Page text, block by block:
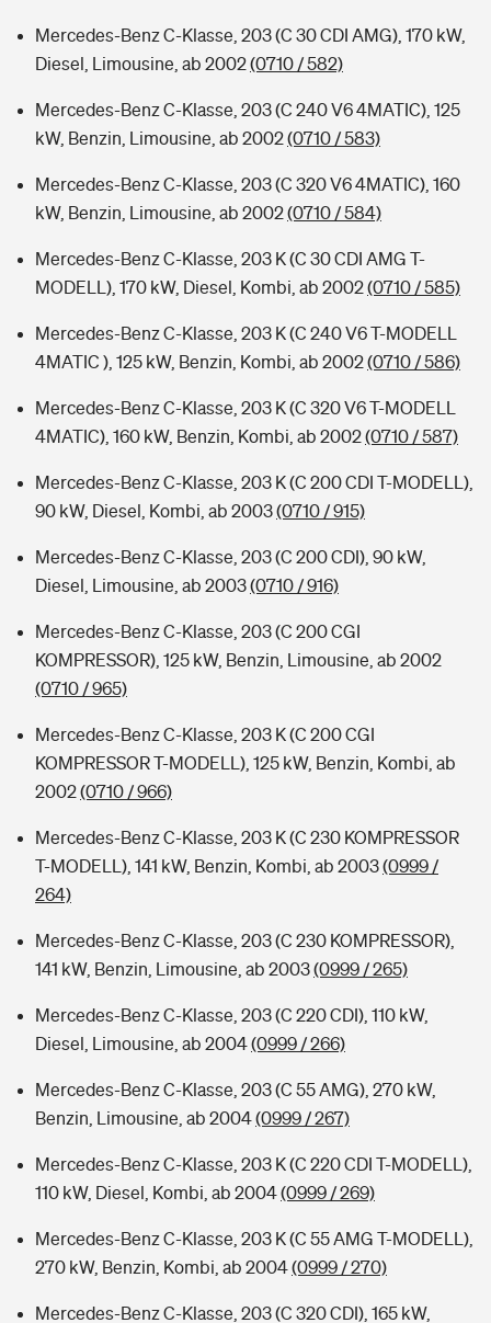
Mercedes-Benz C-Klasse, 203 (C 30 CDI AMG), 170 kW,
Diesel, Limousine, ab 2002(0710 / 582)
Mercedes-Benz C-Klasse, 203 (C 240 V6 4MATIC), 125
kW, Benzin, Limousine, ab 2002(0710 / 583)
Mercedes-Benz C-Klasse, 203 (C 320 V6 4MATIC), 160
kW, Benzin, Limousine, ab 2002(0710 / 584)
Mercedes-Benz C-Klasse, 203 K (C 30 CDI AMG T-
MODELL), 170 kW, Diesel, Kombi, ab 2002(0710 / 585)
Mercedes-Benz C-Klasse, 203 K (C 240 V6 T-MODELL
4MATIC ), 125 kW, Benzin, Kombi, ab 2002(0710 / 586)
Mercedes-Benz C-Klasse, 203 K (C 320 V6 T-MODELL
4MATIC), 160 kW, Benzin, Kombi, ab 2002(0710 / 587)
Mercedes-Benz C-Klasse, 203 K (C 200 CDI T-MODELL),
90 kW, Diesel, Kombi, ab 2003(0710 / 915)
Mercedes-Benz C-Klasse, 203 (C 200 CDI), 90 kW,
Diesel, Limousine, ab 2003(0710 / 916)
Mercedes-Benz C-Klasse, 203 (C 200 CGI
KOMPRESSOR), 125 kW, Benzin, Limousine, ab 2002
(0710 / 965)
Mercedes-Benz C-Klasse, 203 K (C 200 CGI
KOMPRESSOR T-MODELL), 125 kW, Benzin, Kombi, ab
2002(0710 / 966)
Mercedes-Benz C-Klasse, 203 K (C 230 KOMPRESSOR
T-MODELL), 141 kW, Benzin, Kombi, ab 2003(0999 /
264)
Mercedes-Benz C-Klasse, 203 (C 230 KOMPRESSOR),
141 kW, Benzin, Limousine, ab 2003(0999 / 265)
Mercedes-Benz C-Klasse, 203 (C 220 CDI), 110 kW,
Diesel, Limousine, ab 2004(0999 / 266)
Mercedes-Benz C-Klasse, 203 (C 55 AMG), 270 kW,
Benzin, Limousine, ab 2004(0999 / 267)
Mercedes-Benz C-Klasse, 203 K (C 220 CDI T-MODELL),
110 kW, Diesel, Kombi, ab 2004(0999 / 269)
Mercedes-Benz C-Klasse, 203 K (C 55 AMG T-MODELL),
270 kW, Benzin, Kombi, ab 2004(0999 / 270)
Mercedes-Benz C-Klasse, 203 (C 320 CDI), 165 kW,